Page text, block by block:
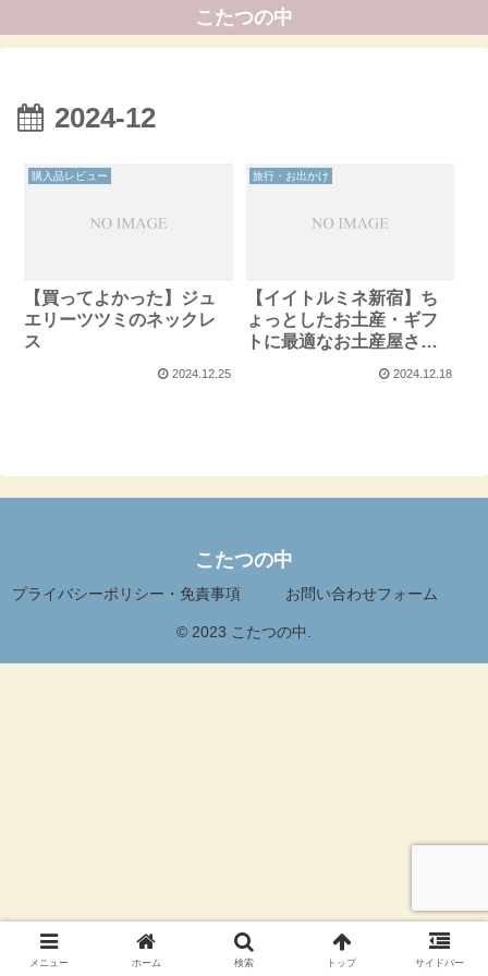
こたつの中
2024-12
購入品レビュー
【買ってよかった】ジュ
エリーツツミのネックレ
ス
2024.12.25
旅行・お出かけ
【イイトルミネ新宿】ち
ょっとしたお土産・ギフ
トに最適なお土産屋さん
2024.12.18
こたつの中
プライバシーポリシー・免責事項 お問い合わせフォーム
© 2023 こたつの中.
メニュー ホーム 検索 トップ サイドバー